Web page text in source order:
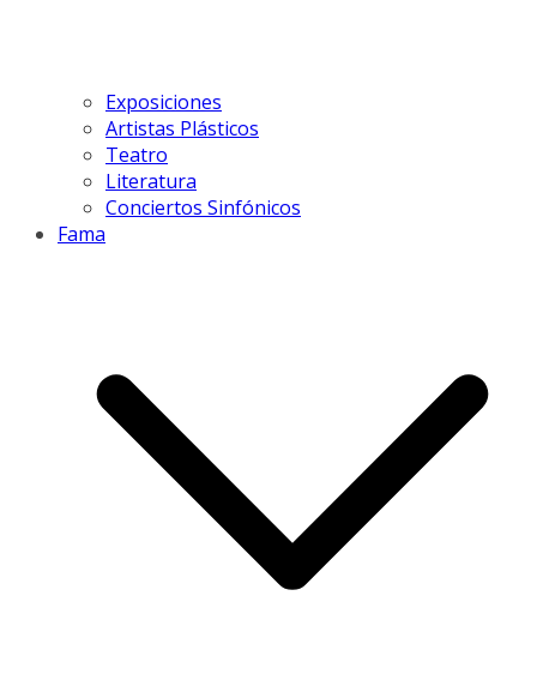
Exposiciones
Artistas Plásticos
Teatro
Literatura
Conciertos Sinfónicos
Fama